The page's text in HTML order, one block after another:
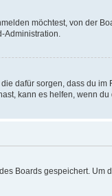
möchtest, von der
dafür sorgen, dass du
kann es helfen, wenn
Boards gespeichert.